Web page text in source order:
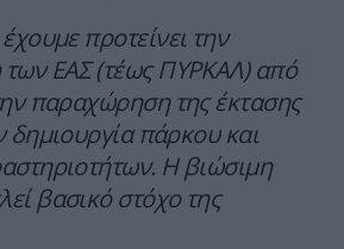
προτείνει την
των ΕΑΣ (τέως ΠΥΡΚΑΛ) από
παραχώρηση της έκτασης
δημιουργία πάρκου και
Η βιώσιμη
βασικό στόχο της